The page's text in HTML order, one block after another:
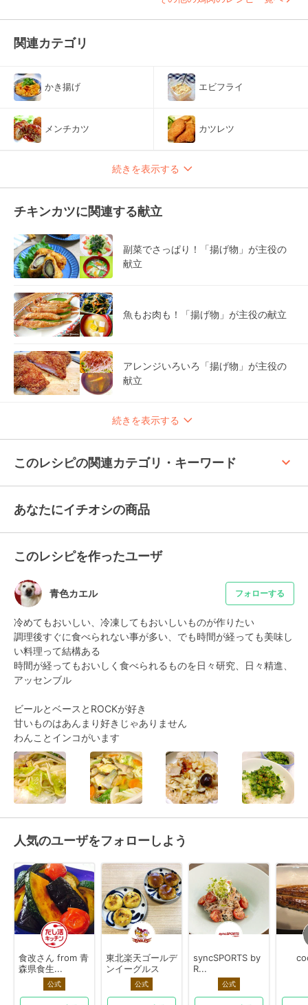
関連カテゴリ
かき揚げ エビフライ
メンチカツ カツレツ
続きを表示する
チキンカツに関連する献立
副菜でさっぱり！「揚げ物」が主役の
献立
魚もお肉も！「揚げ物」が主役の献立
アレンジいろいろ「揚げ物」が主役の
献立
続きを表示する
このレシピの関連カテゴリ・キーワード keyboard_arrow_up
あなたにイチオシの商品
このレシピを作ったユーザ
青色カエル フォローする
冷めてもおいしい、冷凍してもおいしいものが作りたい
調理後すぐに食べられない事が多い、でも時間が経っても美味し
い料理って結構ある
時間が経ってもおいしく食べられるものを日々研究、日々精進、
アッセンブル
ビールとベースとROCKが好き
甘いものはあんまり好きじゃありません
わんことインコがいます
人気のユーザをフォローしよう
食改さん from 青
森県食生...
公式
東北楽天ゴールデ
ンイーグルス
公式
syncSPORTS by
R...
公式